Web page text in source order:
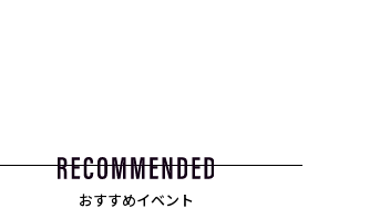
おすすめイベント